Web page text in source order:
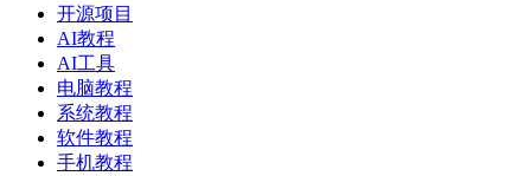
开源项目
AI教程
AI工具
电脑教程
系统教程
软件教程
手机教程